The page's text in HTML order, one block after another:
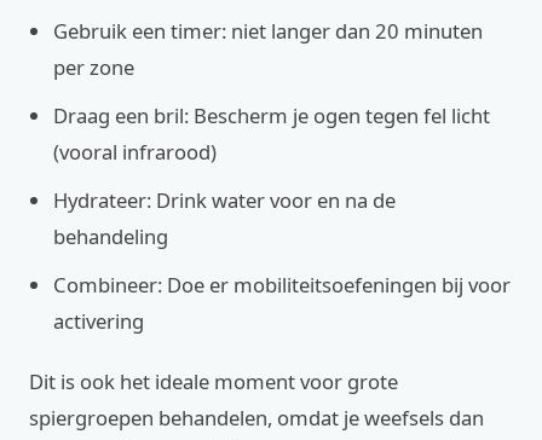
Gebruik een timer: niet langer dan 20 minuten
per zone
Draag een bril: Bescherm je ogen tegen fel licht
(vooral infrarood)
Hydrateer: Drink water voor en na de
behandeling
Combineer: Doe er mobiliteitsoefeningen bij voor
activering
Dit is ook het ideale moment voor grote
spiergroepen behandelen, omdat je weefsels dan